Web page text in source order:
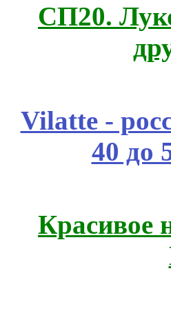
СП20.
Vilatte -
40 до
Красивое